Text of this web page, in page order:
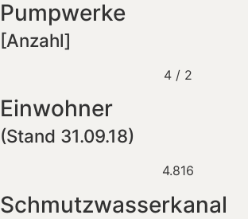
Pumpwerke
[Anzahl]
4 / 2
Einwohner
(Stand 31.09.18)
4.816
Schmutzwasserkanal